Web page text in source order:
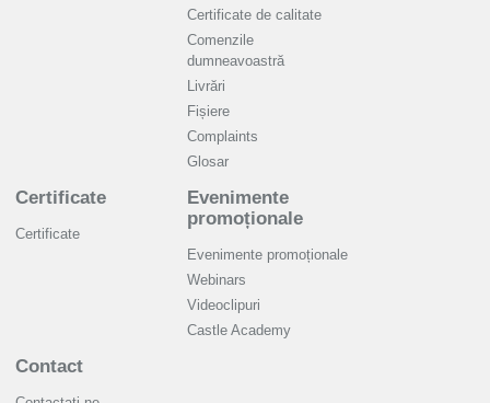
Certificate de calitate
Comenzile
dumneavoastră
Livrări
Fișiere
Complaints
Glosar
Certificate
Certificate
Evenimente
promoționale
Evenimente promoționale
Webinars
Videoclipuri
Castle Academy
Contact